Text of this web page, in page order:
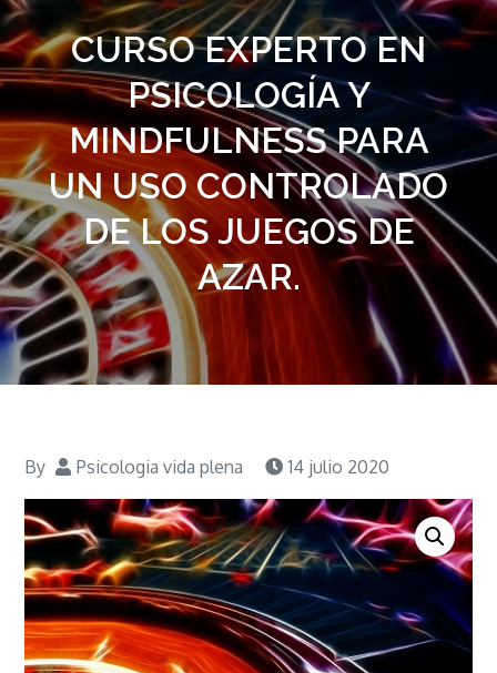
CURSO EXPERTO EN
PSICOLOGÍA Y
MINDFULNESS PARA
UN USO CONTROLADO
DE LOS JUEGOS DE
AZAR.
By Psicologia vida plena 14 julio 2020